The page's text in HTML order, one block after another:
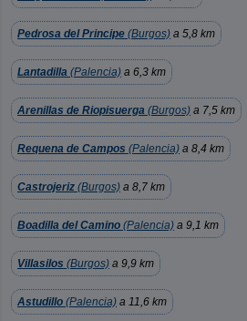
Pedrosa del Principe (Burgos) a 5,8 km
Lantadilla (Palencia) a 6,3 km
Arenillas de Riopisuerga (Burgos) a 7,5 km
Requena de Campos (Palencia) a 8,4 km
Castrojeriz (Burgos) a 8,7 km
Boadilla del Camino (Palencia) a 9,1 km
Villasilos (Burgos) a 9,9 km
Astudillo (Palencia) a 11,6 km